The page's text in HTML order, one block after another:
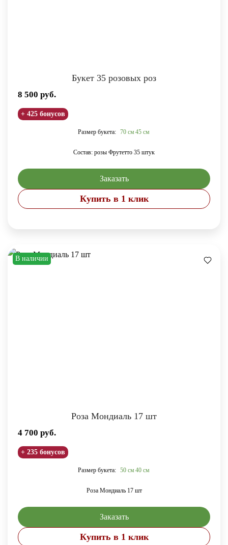
Букет 35 розовых роз
8 500 руб.
+ 425 бонусов
Размер букета: 70 см 45 см
Состав: розы Фрутетто 35 штук
Заказать
Купить в 1 клик
В наличии
Роза Мондиаль 17 шт
4 700 руб.
+ 235 бонусов
Размер букета: 50 см 40 см
Роза Мондиаль 17 шт
Заказать
Купить в 1 клик